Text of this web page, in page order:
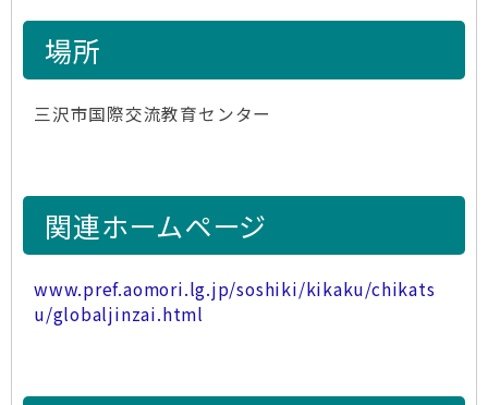
場所
三沢市国際交流教育センター
関連ホームページ
www.pref.aomori.lg.jp/soshiki/kikaku/chikats
u/globaljinzai.html